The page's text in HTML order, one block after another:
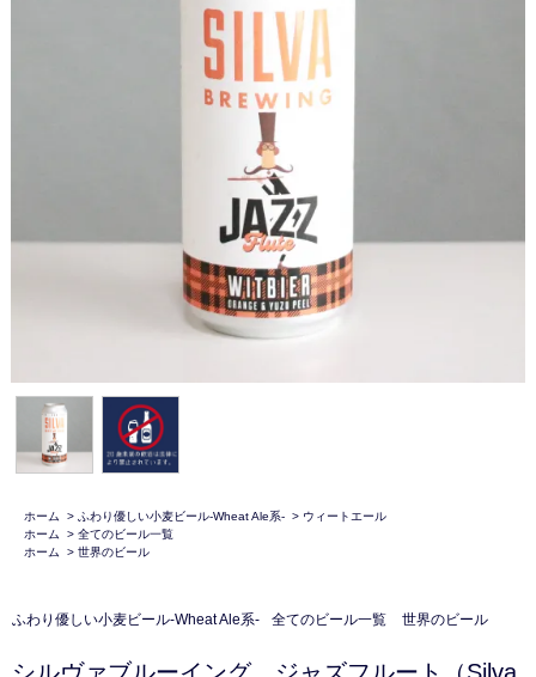
ホーム > ふわり優しい小麦ビール-Wheat Ale系- > ウィートエール
ホーム
> 全てのビール一覧
ホーム
> 世界のビール
ふわり優しい小麦ビール-Wheat Ale系- 全てのビール一覧 世界のビール